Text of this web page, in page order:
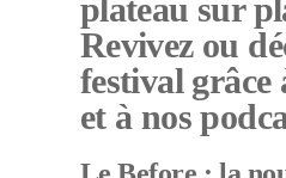
plateau sur
Revivez ou
festival grâce
et à nos